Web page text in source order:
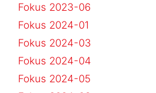
Fokus 2023-06
Fokus 2024-01
Fokus 2024-03
Fokus 2024-04
Fokus 2024-05